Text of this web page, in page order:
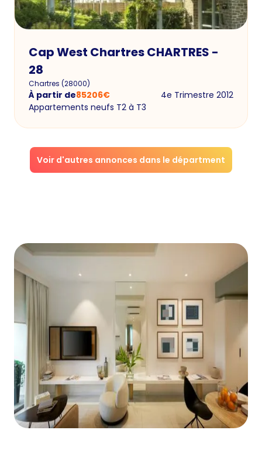
Cap West Chartres CHARTRES -
28
Chartres (28000)
À partir de85206€
4e Trimestre 2012
Appartements neufs T2 à T3
Voir d'autres annonces dans le départment